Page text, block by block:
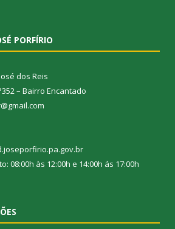
PORFÍRIO
dos Reis
– Bairro Encantado
08:00h às 12:00h e 14:00h ás 17:00h